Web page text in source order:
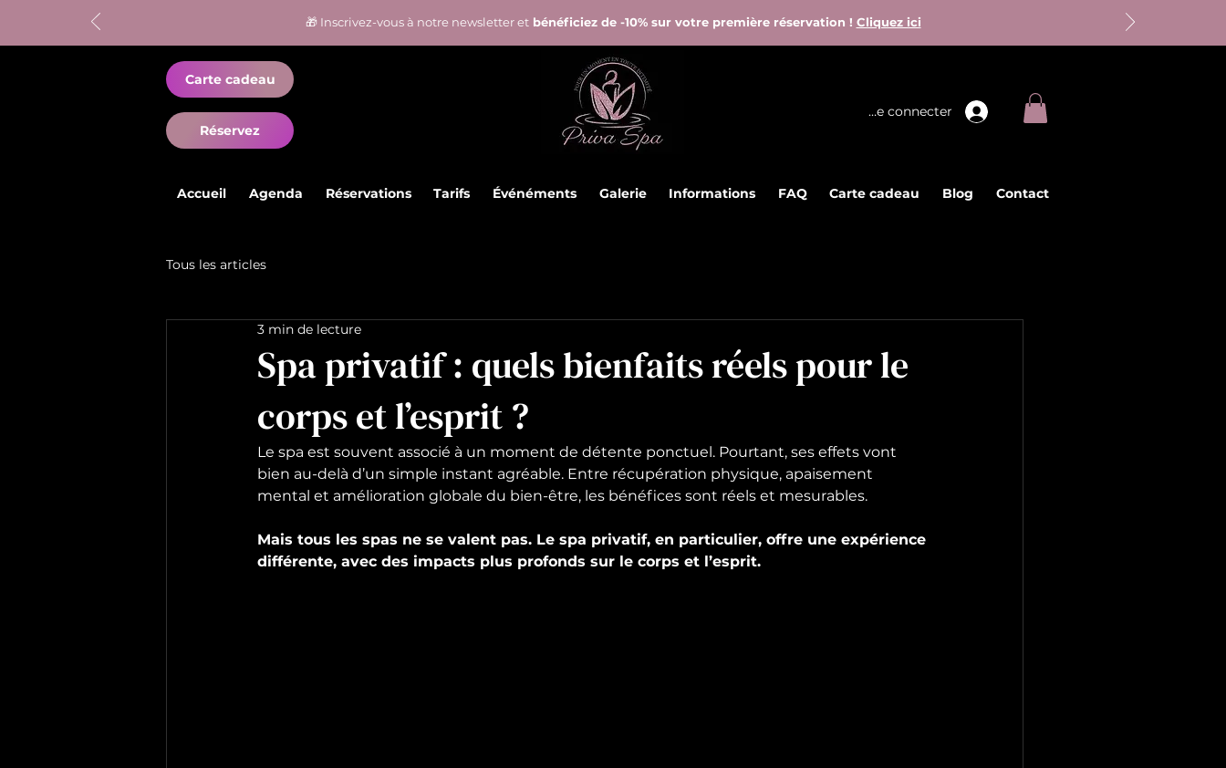
🎁 Inscrivez-vous à notre newsletter etbénéficiez de -10% sur votre première réservation ! Cliquez ici
Carte cadeau
Réservez
Se connecter
Accueil Agenda Réservations Tarifs Événéments Galerie Informations FAQ Carte cadeau Blog Contact
Tous les articles
Spa privatif : quels bienfaits réels pour le
corps et l’esprit ?
3 min de lecture
Le spa est souvent associé à un moment de détente ponctuel. Pourtant, ses effets vont
bien au-delà d’un simple instant agréable. Entre récupération physique, apaisement
mental et amélioration globale du bien-être, les bénéfices sont réels et mesurables.
Mais tous les spas ne se valent pas. Le spa privatif, en particulier, offre une expérience
différente, avec des impacts plus profonds sur le corps et l’esprit.